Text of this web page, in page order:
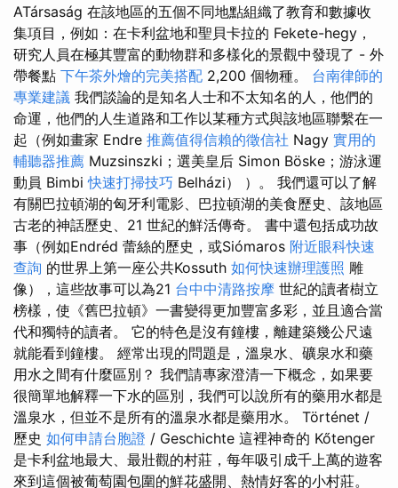
ATársaság 在該地區的五個不同地點組織了教育和數據收
集項目，例如：在卡利盆地和聖貝卡拉的 Fekete-hegy，
研究人員在極其豐富的動物群和多樣化的景觀中發現了 - 外
帶餐點 下午茶外燴的完美搭配 2,200 個物種。 台南律師的
專業建議 我們談論的是知名人士和不太知名的人，他們的
命運，他們的人生道路和工作以某種方式與該地區聯繫在一
起（例如畫家 Endre 推薦值得信賴的徵信社 Nagy 實用的
輔聽器推薦 Muzsinszki；選美皇后 Simon Böske；游泳運
動員 Bimbi快速打掃技巧 Belházi） ）。 我們還可以了解
有關巴拉頓湖的匈牙利電影、巴拉頓湖的美食歷史、該地區
古老的神話歷史、21 世紀的鮮活傳奇。 書中還包括成功故
事（例如Endréd 蕾絲的歷史，或Siómaros 附近眼科快速
查詢 的世界上第一座公共Kossuth 如何快速辦理護照 雕
像），這些故事可以為21 台中中清路按摩 世紀的讀者樹立
榜樣，使《舊巴拉頓》一書變得更加豐富多彩，並且適合當
代和獨特的讀者。 它的特色是沒有鐘樓，離建築幾公尺遠
就能看到鐘樓。 經常出現的問題是，溫泉水、礦泉水和藥
用水之間有什麼區別？ 我們請專家澄清一下概念，如果要
很簡單地解釋一下水的區別，我們可以說所有的藥用水都是
溫泉水，但並不是所有的溫泉水都是藥用水。 Történet /
歷史 如何申請台胞證 / Geschichte 這裡神奇的 Kőtenger
是卡利盆地最大、最壯觀的村莊，每年吸引成千上萬的遊客
來到這個被葡萄園包圍的鮮花盛開、熱情好客的小村莊。